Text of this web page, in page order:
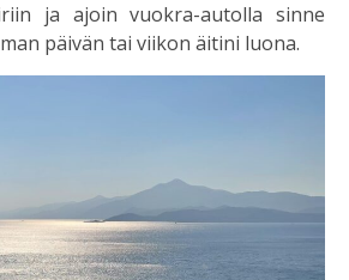
ja ajoin vuokra-autolla sinne
päivän tai viikon äitini luona.